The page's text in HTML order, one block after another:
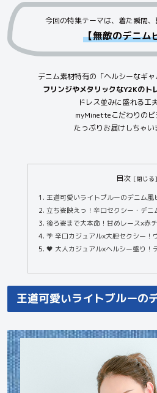
今回の特集テーマは、着た瞬間
【無敵のデニム
デニム素材特有の「ヘルシーなギャ
フリンジやメタリックなY2Kのト
ドレス並みに盛れる工
myMinetteこだわりのビ
たっぷりお届けしちゃい
目次
王道可愛いライトブルーのデニム風
立ち姿映えっ！辛口セクシー・デニ
後ろ姿まで大本命！甘めレース×赤
🌴 辛口カジュアル×大胆セクシー！
🖤 大人カジュアル×ヘルシー盛り！
王道可愛いライトブルーの